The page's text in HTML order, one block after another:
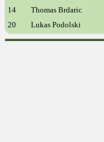
14
Thomas Brdaric
20
Lukas Podolski